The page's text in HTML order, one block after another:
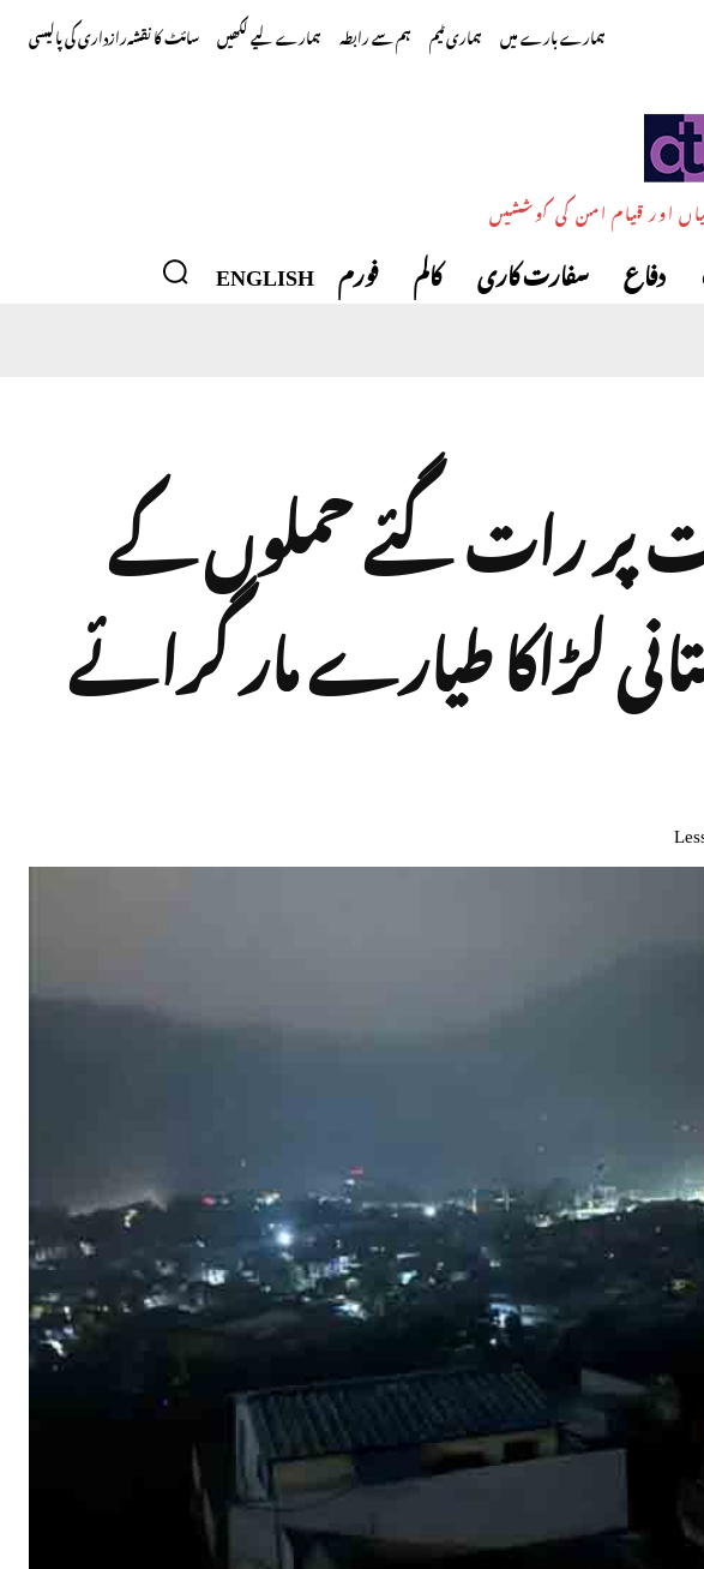
ہمارے بارے میں ہماری ٹیم ہم سے رابطہ ہمارے لیے لکھیں سائٹ کا نقشہرازداری کی پالیسی
اور قیام امن کی کوششیں
دفاع سفارت کاری کالم فورم ENGLISH
پر رات گئے حملوں کے
لڑاکا طیارے مار گرائے